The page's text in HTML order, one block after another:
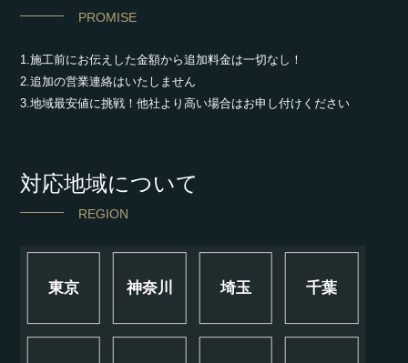
PROMISE
1.施工前にお伝えした金額から追加料金は一切なし！
2.追加の営業連絡はいたしません
3.地域最安値に挑戦！他社より高い場合はお申し付けください
対応地域について
REGION
東京 神奈川 埼玉 千葉